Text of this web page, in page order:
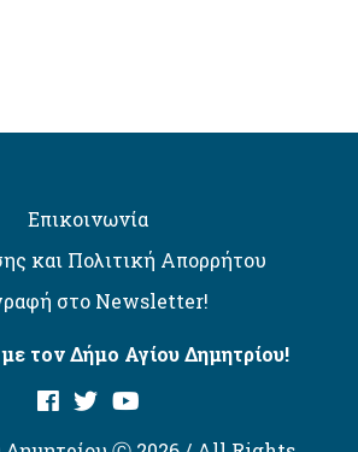
Επικοινωνία
και Πολιτική Απορρήτου
στο Newsletter!
τον Δήμο Αγίου Δημητρίου!